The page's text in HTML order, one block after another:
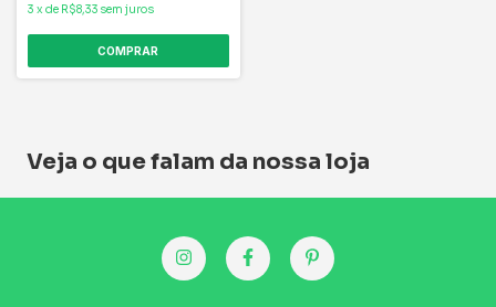
3 x de R$8,33 sem juros
Veja o que falam da nossa loja